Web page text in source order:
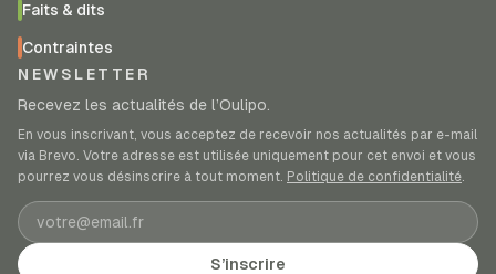
Faits & dits
Contraintes
NEWSLETTER
Recevez les actualités de l’Oulipo.
En vous inscrivant, vous acceptez de recevoir nos actualités par e-mail
via Brevo. Votre adresse est utilisée uniquement pour cet envoi et vous
pourrez vous désinscrire à tout moment. Politique de confidentialité.
Adresse e-mail
S’inscrire